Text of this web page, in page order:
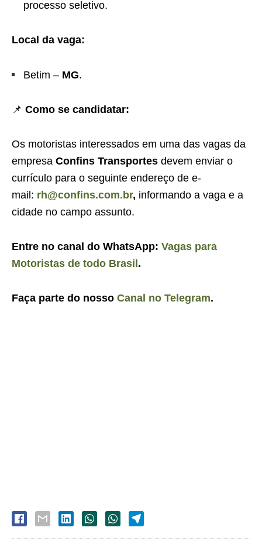
processo seletivo.
Local da vaga:
Betim – MG.
📌 Como se candidatar:
Os motoristas interessados em uma das vagas da
empresa Confins Transportes devem enviar o
currículo para o seguinte endereço de e-
mail: rh@confins.com.br, informando a vaga e a
cidade no campo assunto.
Entre no canal do WhatsApp: Vagas para
Motoristas de todo Brasil .
Faça parte do nosso Canal no Telegram.